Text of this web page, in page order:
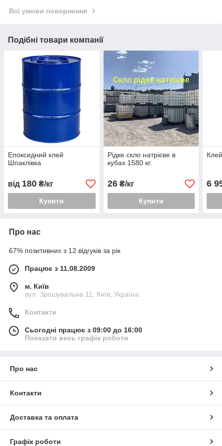
Всі умови повернення
Подібні товари компанії
Епоксидний клей
Шпаклівка
від 180 ₴/кг
Купити
Рідке скло натрієве в
кубах 1580 кг.
26₴/кг
Купити
6
Про нас
67% позитивних з 12 відгуків за рік
Працює з 11.08.2009
м. Київ
вул. Зрошувальна 11, Київ, Україна
Контакти
Сьогодні працює з 09:00 до 16:00
Показати весь графік роботи
Про нас
Контакти
Доставка та оплата
Графік роботи